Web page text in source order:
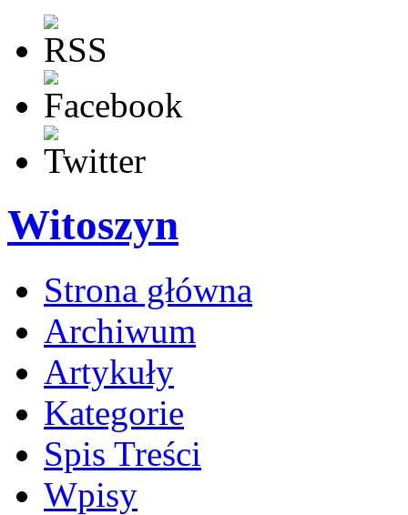
Witoszyn
Strona główna
Archiwum
Artykuły
Kategorie
Spis Treści
Wpisy